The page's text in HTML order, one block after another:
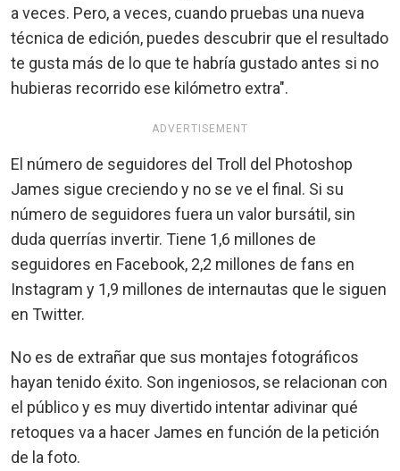
a veces. Pero, a veces, cuando pruebas una nueva
técnica de edición, puedes descubrir que el resultado
te gusta más de lo que te habría gustado antes si no
hubieras recorrido ese kilómetro extra".
ADVERTISEMENT
El número de seguidores del Troll del Photoshop
James sigue creciendo y no se ve el final. Si su
número de seguidores fuera un valor bursátil, sin
duda querrías invertir. Tiene 1,6 millones de
seguidores en Facebook, 2,2 millones de fans en
Instagram y 1,9 millones de internautas que le siguen
en Twitter.
No es de extrañar que sus montajes fotográficos
hayan tenido éxito. Son ingeniosos, se relacionan con
el público y es muy divertido intentar adivinar qué
retoques va a hacer James en función de la petición
de la foto.